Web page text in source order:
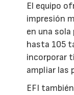
El equipo
impresión
en una sola
hasta 105
incorporar
ampliar las
EFI